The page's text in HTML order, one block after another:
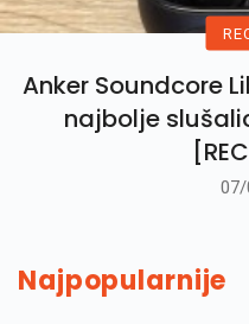
Anker Soundcore
najbolje
07/
Najpopularnije